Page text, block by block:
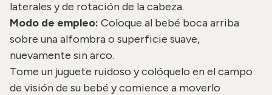
laterales y de rotación de la cabeza.
Modo de empleo: Coloque al bebé boca arriba
sobre una alfombra o superficie suave,
nuevamente sin arco.
Tome un juguete ruidoso y colóquelo en el campo
de visión de su bebé y comience a moverlo